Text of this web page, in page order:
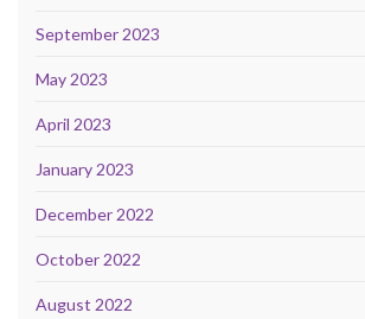
September 2023
May 2023
April 2023
January 2023
December 2022
October 2022
August 2022